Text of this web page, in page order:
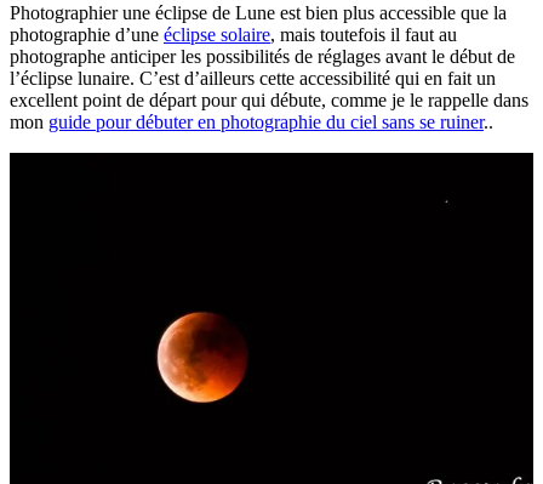
Photographier une éclipse de Lune est bien plus accessible que la
photographie d’une éclipse solaire, mais toutefois il faut au
photographe anticiper les possibilités de réglages avant le début de
l’éclipse lunaire. C’est d’ailleurs cette accessibilité qui en fait un
excellent point de départ pour qui débute, comme je le rappelle dans
mon guide pour débuter en photographie du ciel sans se ruiner..